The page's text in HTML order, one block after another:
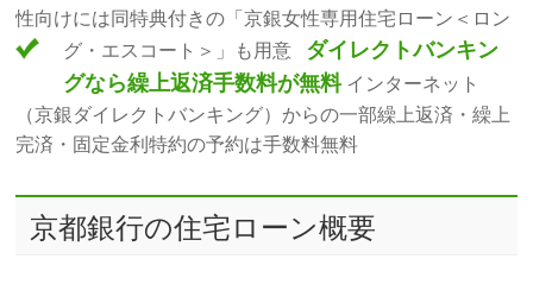
性向けには同特典付きの「京銀女性専用住宅ローン＜ロン
グ・エスコート＞」も用意 ダイレクトバンキン
グなら繰上返済手数料が無料インターネット
（京銀ダイレクトバンキング）からの一部繰上返済・繰上
完済・固定金利特約の予約は手数料無料
京都銀行の住宅ローン概要